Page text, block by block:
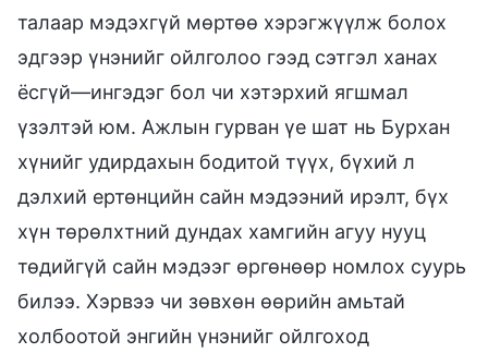
талаар мэдэхгүй мөртөө хэрэгжүүлж болох
эдгээр үнэнийг ойлголоо гээд сэтгэл ханах
ёсгүй—ингэдэг бол чи хэтэрхий ягшмал
үзэлтэй юм. Ажлын гурван үе шат нь Бурхан
хүнийг удирдахын бодитой түүх, бүхий л
дэлхий ертөнцийн сайн мэдээний ирэлт, бүх
хүн төрөлхтний дундах хамгийн агуу нууц
төдийгүй сайн мэдээг өргөнөөр номлох суурь
билээ. Хэрвээ чи зөвхөн өөрийн амьтай
холбоотой энгийн үнэнийг ойлгоход